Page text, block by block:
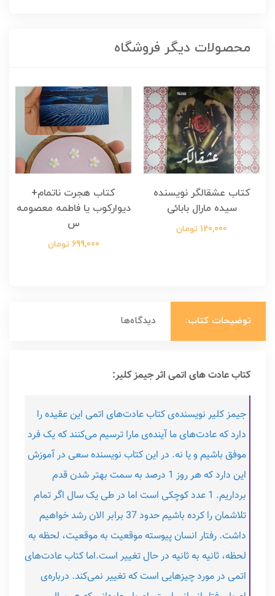
محصولات دیگر فروشگاه
کتاب عشقالگر نویسنده
سیده مارال بابائی
120,000 تومان
کتاب هجرت ناتمام+
دیوارکوب یا فاطمه معصومه
س
699,000 تومان
توضیحات کتاب: دیدگاه‌ها
کتاب عادت های اتمی اثر جیمز کلیر:
جیمز کلیر نویسنده‌ی کتاب عادت‌های اتمی این عقیده را
دارد که عادت‌های ما آینده‌ی مارا ترسیم می‌کنند که یک فرد
موفق باشیم و یا نه. در این کتاب نویسنده سعی در آموزش
این دارد که هر روز 1 درصد به سمت بهتر شدن قدم
برداریم. 1 عدد کوچکی است اما در طی یک سال اگر تمام
تلاشمان را کرده باشیم حدود 37 برابر الان رشد خواهیم
داشت. رفتار انسان پیوسته موقعیت به موقعیت، لحظه به
لحظه، ثانیه به ثانیه در حال تغییر است.اما کتاب عادت‌های
اتمی در مورد چیزهایی است که تغییر نمی‌کند. درباره‌ی